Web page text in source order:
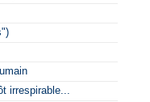
irrespirable...